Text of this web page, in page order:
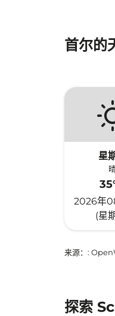
首尔的
星
2026年
(星
来源： :
探索